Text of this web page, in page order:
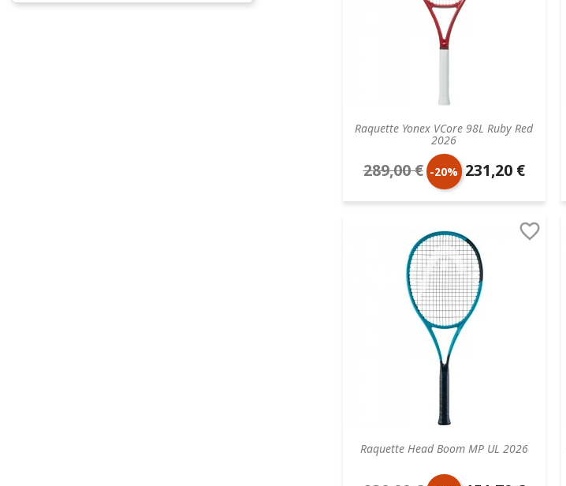
Raquette Yonex VCore 98L Ruby Red
2026
Prix
de
289,00 € -20% Prix
unitaire
231,20 €
Raquette Head Boom MP UL 2026
